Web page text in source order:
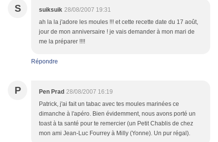
S suiksuik 28/08/2007 19:31
ah la la j'adore les moules !!! et cette recette date du 17 août,
jour de mon anniversaire ! je vais demander à mon mari de
me la préparer !!!!
Répondre
P Pen Prad 28/08/2007 16:19
Patrick, j'ai fait un tabac avec tes moules marinées ce
dimanche à l'apéro. Bien évidemment, nous avons porté un
toast à ta santé pour te remercier (un Petit Chablis de chez
mon ami Jean-Luc Fourrey à Milly (Yonne). Un pur régal).